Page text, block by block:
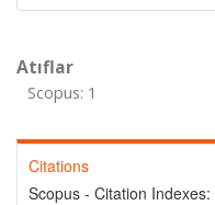
Atıflar
Scopus: 1
Citations
Scopus - Citation Indexes: